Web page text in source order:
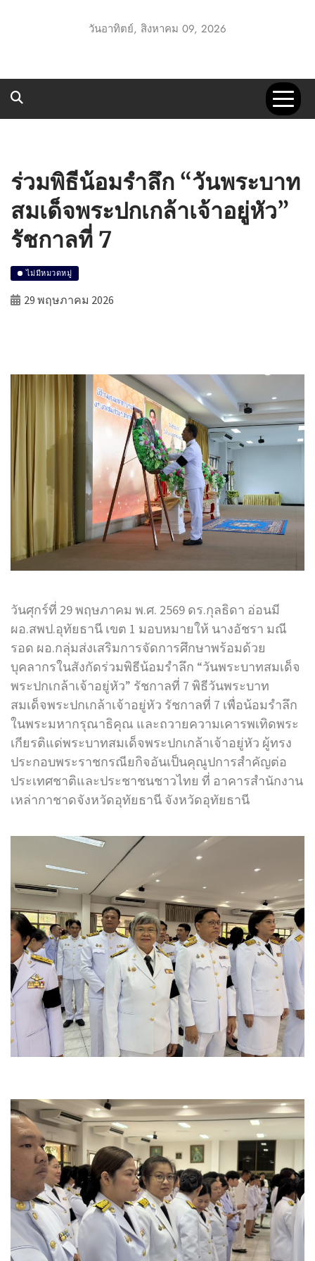
วันอาทิตย์, สิงหาคม 09, 2026
UTT1 GO
ร่วมพิธีน้อมรำลึก “วันพระบาท
สมเด็จพระปกเกล้าเจ้าอยู่หัว”
รัชกาลที่ 7
ไม่มีหมวดหมู่
29 พฤษภาคม 2026
วันศุกร์ที่ 29 พฤษภาคม พ.ศ. 2569 ดร.กุลธิดา อ่อนมี
ผอ.สพป.อุทัยธานี เขต 1 มอบหมายให้ นางอัชรา มณี
รอด ผอ.กลุ่มส่งเสริมการจัดการศึกษาพร้อมด้วย
บุคลากรในสังกัดร่วมพิธีน้อมรำลึก “วันพระบาทสมเด็จ
พระปกเกล้าเจ้าอยู่หัว” รัชกาลที่ 7 พิธีวันพระบาท
สมเด็จพระปกเกล้าเจ้าอยู่หัว รัชกาลที่ 7 เพื่อน้อมรำลึก
ในพระมหากรุณาธิคุณ และถวายความเคารพเทิดพระ
เกียรติแด่พระบาทสมเด็จพระปกเกล้าเจ้าอยู่หัว ผู้ทรง
ประกอบพระราชกรณียกิจอันเป็นคุณูปการสำคัญต่อ
ประเทศชาติและประชาชนชาวไทย ที่ อาคารสำนักงาน
เหล่ากาชาดจังหวัดอุทัยธานี จังหวัดอุทัยธานี